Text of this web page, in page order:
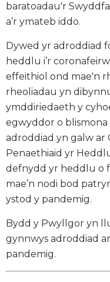
baratoadau'r
a’r ymateb iddo.
Dywed yr adroddiad
heddlu i’r
effeithiol ond mae'n
rheoliadau yn
ymddiriedaeth y
egwyddor o
adroddiad yn galw ar
Penaethiaid yr
defnydd yr heddlu o
mae’n nodi bod
ystod y pandemig.
Bydd y Pwyllgor yn
gynnwys adroddiad
pandemig.